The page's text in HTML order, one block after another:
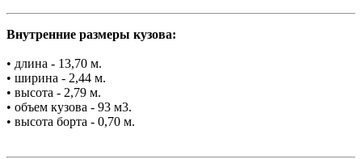
Внутренние размеры кузова:
• длина - 13,70 м.
• ширина - 2,44 м.
• высота - 2,79 м.
• объем кузова - 93 м3.
• высота борта - 0,70 м.